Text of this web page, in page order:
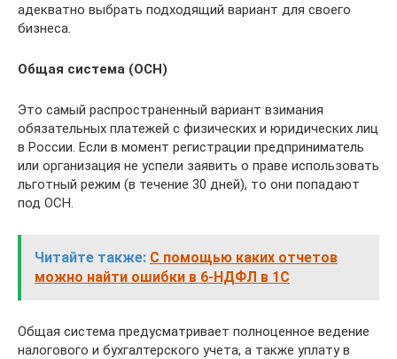
адекватно выбрать подходящий вариант для своего
бизнеса.
Общая система (ОСН)
Это самый распространенный вариант взимания
обязательных платежей с физических и юридических лиц
в России. Если в момент регистрации предприниматель
или организация не успели заявить о праве использовать
льготный режим (в течение 30 дней), то они попадают
под ОСН.
Читайте также: С помощью каких отчетов
можно найти ошибки в 6-НДФЛ в 1С
Общая система предусматривает полноценное ведение
налогового и бухгалтерского учета, а также уплату в